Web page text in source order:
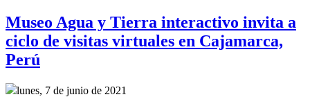
Museo Agua y Tierra interactivo invita a
ciclo de visitas virtuales en Cajamarca,
Perú
lunes, 7 de junio de 2021